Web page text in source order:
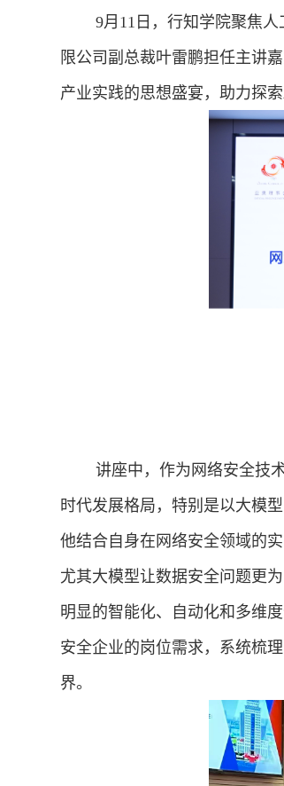
9月 11 日，行知学院聚焦
限公司副总裁叶雷鹏担任主讲
产业实践的思想盛宴，助力探索
讲座中，作为网络安全技
时代发展格局，特别是以大模
他结合自身在网络安全领域的
尤其大模型让数据安全问题更为
明显的智能化、自动化和多维
安全企业的岗位需求，系统梳
界。